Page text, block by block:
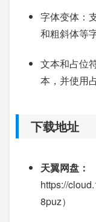
字体变体：
和粗斜体等
文本和占位
本，并使用
下载地址
天翼网盘：
https://
8puz）